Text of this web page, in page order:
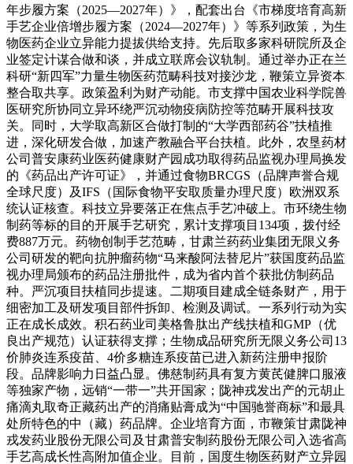
年步履方案（2025—2027年）》，配套出台《市梯度培育高新
手艺企业倍增步履方案（2024—2027年）》等系列政策，为生
物医药企业立异能力提拔供给支持。先后取多家科研院所及企
业签定计谋合做和谈，并成立联席会议轨制。通过举办正在兰
科研“新四军”力量生物医药范畴科技对接沙龙，鞭策立异资本
整合取共享。政策盈利为财产动能。市支撑中国农业科学院兽
医研究所协同立异环绕严沉动物疫病防控等范畴开展科技攻
关。同时，大学取高新区合做打制的“大学西部药谷”扶植推
进，深化研发合做，加速产教融合平台扶植。此外，农垦药材
公司普安康药业医药健康财产园成功取得药品监视办理局换发
的《药品出产许可证》，并通过食物BRCGS（品牌声誉合规
全球尺度）及IFS（国际食物平安取质量办理尺度）欧洲双系
统认证核查。科技立异要落正在焦点手艺冲破上。市环绕生物
制药等标的目的开展手艺研究，累计支撑项目134项，拨付经
费887万元。药物创制手艺范畴，甘肃兰药药业集团无限义务
公司研发的靶向抗肿瘤药物“马来酸阿法替尼片”获国度药品监
视办理局颁布的药品注册批件，成为省内首个获批仿制药品
种。严沉项目扶植同步提速。二期项目建成全链条财产，用于
细密加工及研发项目部件拆卸、检测及调试。一系列行动为实
正在成长成效。积石药业司美格鲁肽出产线扶植和GMP（优
良出产规范）认证获得支撑；生物成品研究所无限义务公司13
价肺炎连系疫苗、4价多糖连系疫苗已进入新药注册申报阶
段。品牌影响力日益凸显。佛慈制药具有复方黄芪健脾口服液
等独家产物，远销“一带一”共开国家；陇神戎发出产的元胡止
痛滴丸取奇正藏药出产的消痛贴膏成为“中国驰誉商标”和最具
处所特色的中（藏）药品牌。企业培育方面，市鞭策甘肃陇神
戎发药业股份无限公司及甘肃普安制药股份无限公司入选省高
手艺高成长性高附加值企业。目前，国度生物医药财产立异园